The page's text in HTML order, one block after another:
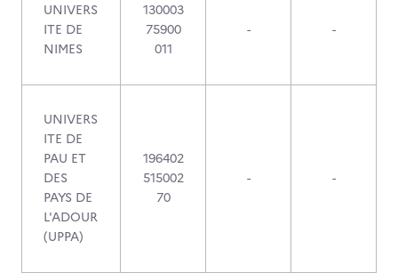
UNIVERS
ITE DE
NIMES
130003
75900
011
- -
UNIVERS
ITE DE
PAU ET
DES
PAYS DE
L'ADOUR
(UPPA)
196402
515002
70
- -